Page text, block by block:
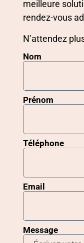
meilleure
rendez-vous
N’attendez
Nom
Prénom
Téléphone
Email
Message